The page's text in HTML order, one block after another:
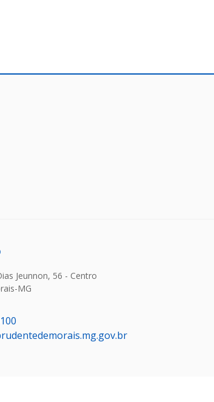
Jeunnon, 56 - Centro
MG